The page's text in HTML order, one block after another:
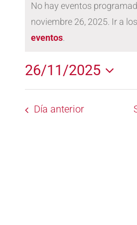
en
noviembre
2025
No hay eventos
noviembre 26, 2025. Ir a los
eventos.
26/11/2025
Selecciona
la
fecha.
Día anterior